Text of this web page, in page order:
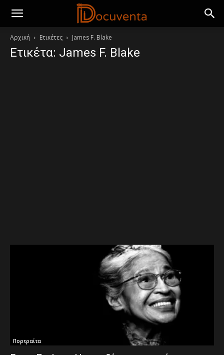
Αρχική Ετικέτες James F. Blake
Ετικέτα: James F. Blake
Πορτραίτα